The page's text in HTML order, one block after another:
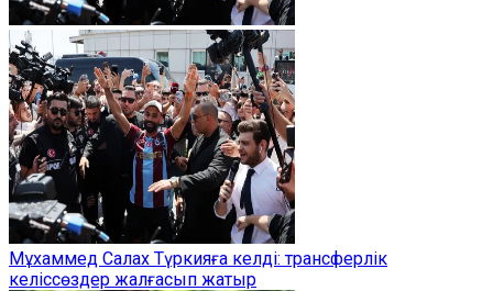
Мұхаммед Салах Түркияға келді: трансферлік
келіссөздер жалғасып жатыр